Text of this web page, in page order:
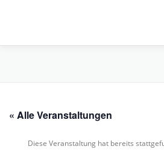
VERLEIH, TOUREN UND SUP
« Alle Veranstaltungen
Diese Veranstaltung hat bereits